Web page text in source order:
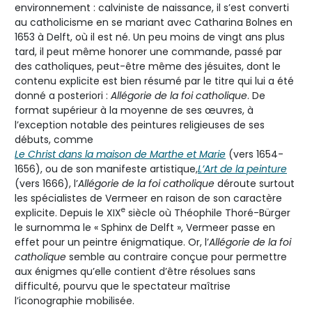
environnement : calviniste de naissance, il s’est converti
au catholicisme en se mariant avec Catharina Bolnes en
1653 à Delft, où il est né. Un peu moins de vingt ans plus
tard, il peut même honorer une commande, passé par
des catholiques, peut-être même des jésuites, dont le
contenu explicite est bien résumé par le titre qui lui a été
donné a posteriori : Allégorie de la foi catholique. De
format supérieur à la moyenne de ses œuvres, à
l’exception notable des peintures religieuses de ses
débuts, comme
Le Christ dans la maison de Marthe et Marie (vers 1654-
1656), ou de son manifeste artistique,L’Art de la peinture
(vers 1666), l’Allégorie de la foi catholique déroute surtout
les spécialistes de Vermeer en raison de son caractère
explicite. Depuis le XIXe siècle où Théophile Thoré-Bürger
le surnomma le « Sphinx de Delft », Vermeer passe en
effet pour un peintre énigmatique. Or, l’Allégorie de la foi
catholique semble au contraire conçue pour permettre
aux énigmes qu’elle contient d’être résolues sans
difficulté, pourvu que le spectateur maîtrise
l’iconographie mobilisée.